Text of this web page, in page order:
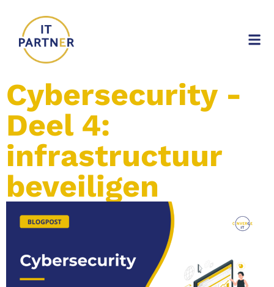
Cybersecurity -
Deel 4:
infrastructuur
beveiligen